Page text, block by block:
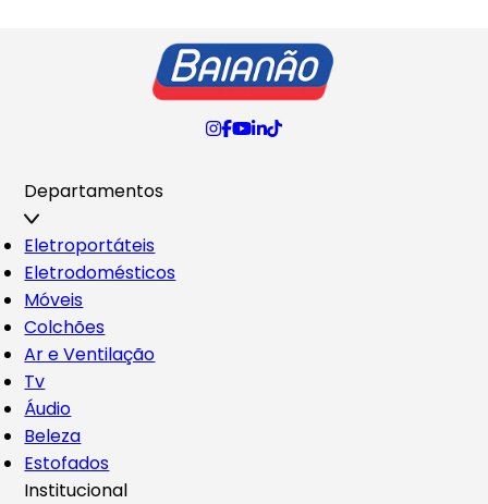
Departamentos
Eletroportáteis
Eletrodomésticos
Móveis
Colchões
Ar e Ventilação
Tv
Áudio
Beleza
Estofados
Institucional